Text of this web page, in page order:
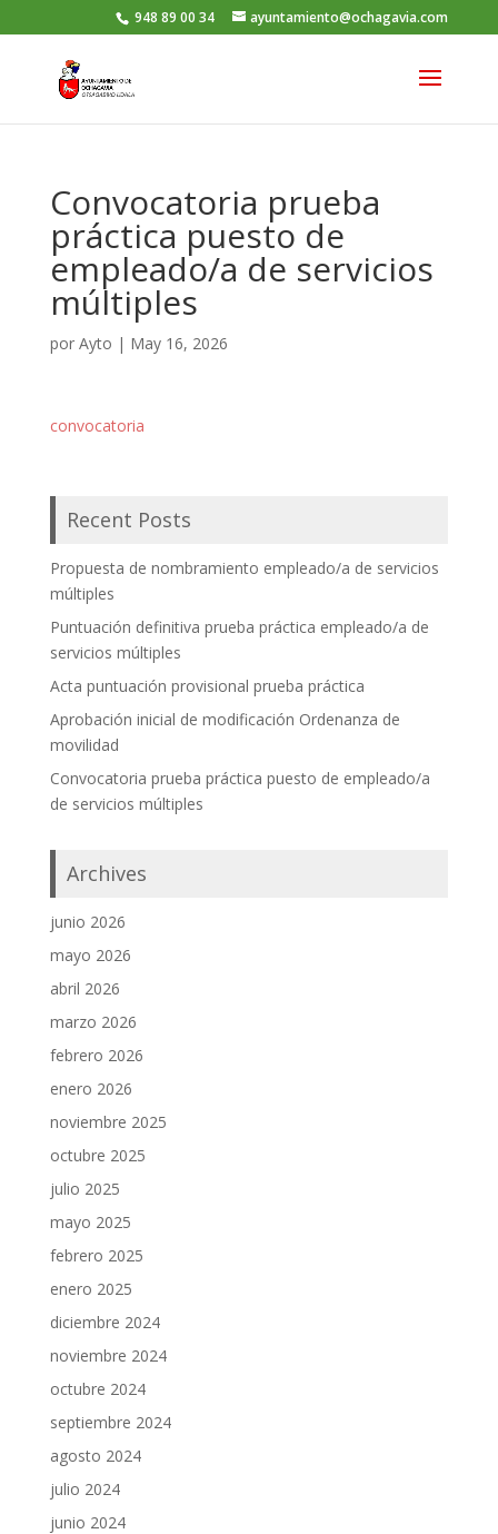
948 89 00 34 ayuntamiento@ochagavia.com
Convocatoria prueba
práctica puesto de
empleado/a de servicios
múltiples
por Ayto | May 16, 2026
convocatoria
Recent Posts
Propuesta de nombramiento empleado/a de servicios
múltiples
Puntuación definitiva prueba práctica empleado/a de
servicios múltiples
Acta puntuación provisional prueba práctica
Aprobación inicial de modificación Ordenanza de
movilidad
Convocatoria prueba práctica puesto de empleado/a
de servicios múltiples
Archives
junio 2026
mayo 2026
abril 2026
marzo 2026
febrero 2026
enero 2026
noviembre 2025
octubre 2025
julio 2025
mayo 2025
febrero 2025
enero 2025
diciembre 2024
noviembre 2024
octubre 2024
septiembre 2024
agosto 2024
julio 2024
junio 2024